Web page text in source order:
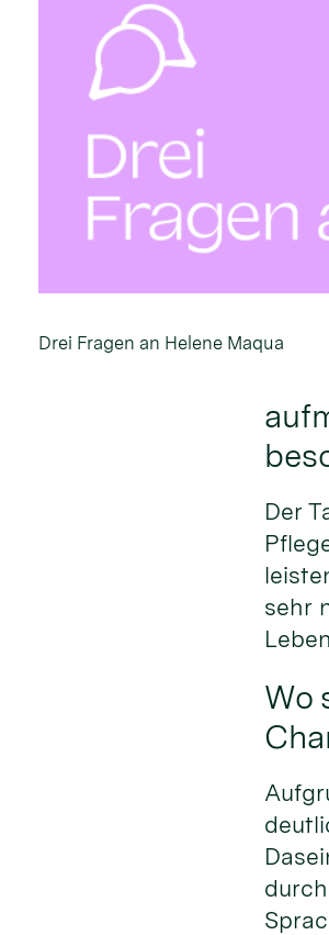
Drei Fragen an Helene Maqua
Der
sehr
Wo